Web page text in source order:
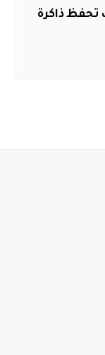
تحفظ ذاكرة